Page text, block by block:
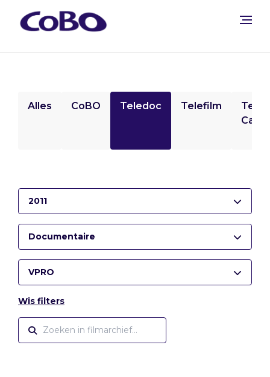
Alles CoBO Teledoc Telefilm
2011
Documentaire
VPRO
Wis filters